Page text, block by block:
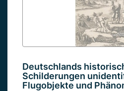
Deutschlands
Schilderungen
Flugobjekte und